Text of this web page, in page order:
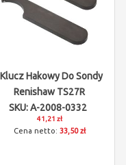
Klucz Hakowy Do Sondy
Renishaw TS27R
SKU: A-2008-0332
41,21 zł
33,50 zł